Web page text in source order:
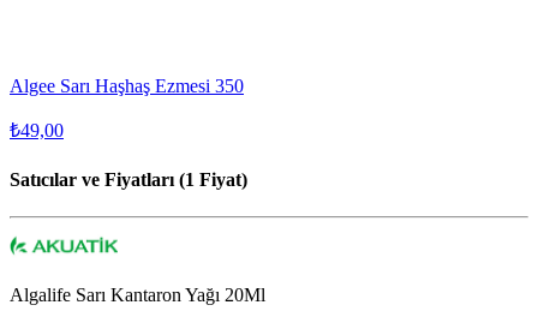
Algee Sarı Haşhaş Ezmesi 350
₺49,00
Satıcılar ve Fiyatları (1 Fiyat)
Algalife Sarı Kantaron Yağı 20Ml